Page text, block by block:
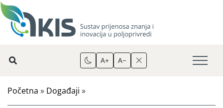
A+ A−
Početna » Događaji »